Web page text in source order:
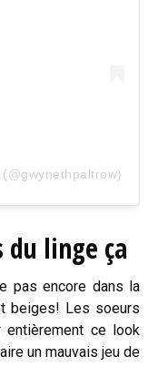
du linge ça
pas encore dans la
beiges! Les soeurs
entièrement ce look
un mauvais jeu de